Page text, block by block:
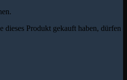
dieses Produkt gekauft haben, dürfen